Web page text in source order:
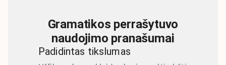
Gramatikos perrašytuvo
naudojimo pranašumai
Padidintas tikslumas